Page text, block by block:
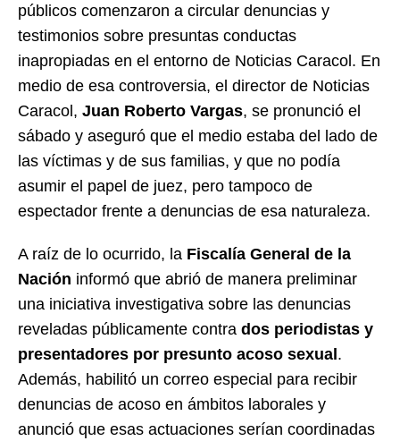
públicos comenzaron a circular denuncias y
testimonios sobre presuntas conductas
inapropiadas en el entorno de Noticias Caracol. En
medio de esa controversia, el director de Noticias
Caracol, Juan Roberto Vargas, se pronunció el
sábado y aseguró que el medio estaba del lado de
las víctimas y de sus familias, y que no podía
asumir el papel de juez, pero tampoco de
espectador frente a denuncias de esa naturaleza.
A raíz de lo ocurrido, la Fiscalía General de la
Nación informó que abrió de manera preliminar
una iniciativa investigativa sobre las denuncias
reveladas públicamente contra dos periodistas y
presentadores por presunto acoso sexual.
Además, habilitó un correo especial para recibir
denuncias de acoso en ámbitos laborales y
anunció que esas actuaciones serían coordinadas